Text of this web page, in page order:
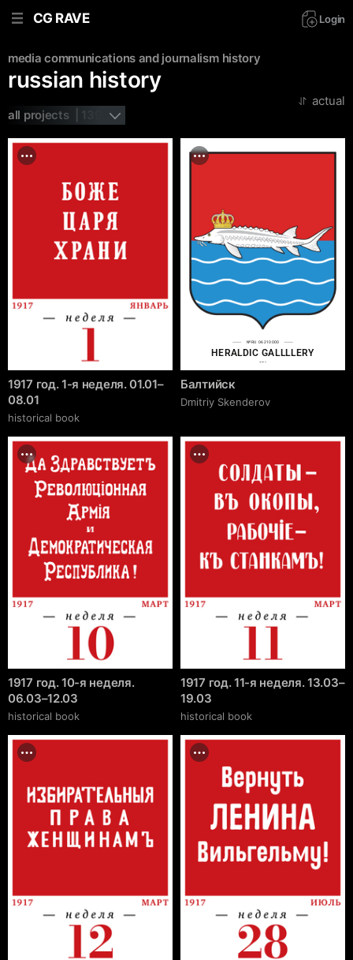
CG RAVE Login
media communications and journalism history
russian history
all projects  | 139
actual
1917 год. 1-я неделя. 01.01–
08.01
historical book
№RU 06210000
HERALDIC GALLLLERY
Балтийск
Dmitriy Skenderov
1917 год. 10-я неделя.
06.03–12.03
historical book
1917 год. 11-я неделя. 13.03–
19.03
historical book